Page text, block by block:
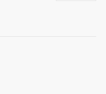
тайёрланди.